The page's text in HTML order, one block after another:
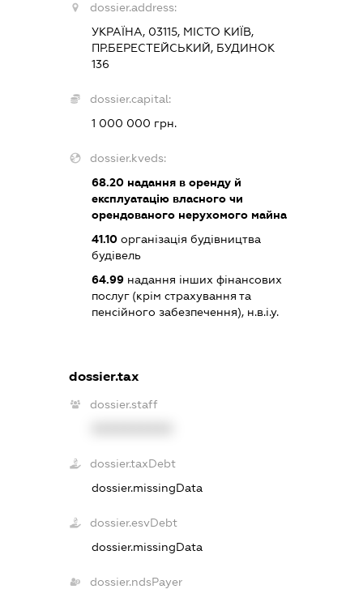
dossier.address:
УКРАЇНА, 03115, МІСТО КИЇВ,
ПР.БЕРЕСТЕЙСЬКИЙ, БУДИНОК
136
dossier.capital:
1 000 000 грн.
dossier.kveds:
68.20 надання в оренду й
експлуатацію власного чи
орендованого нерухомого майна
41.10 організація будівництва
будівель
64.99 надання інших фінансових
послуг (крім страхування та
пенсійного забезпечення), н.в.і.у.
dossier.tax
dossier.staff
dossier.taxDebt
dossier.missingData
dossier.esvDebt
dossier.missingData
dossier.ndsPayer